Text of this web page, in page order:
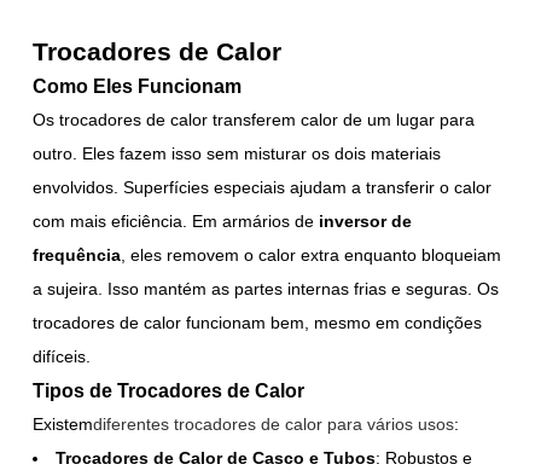
Trocadores de Calor
Como Eles Funcionam
Os trocadores de calor transferem calor de um lugar para
outro. Eles fazem isso sem misturar os dois materiais
envolvidos. Superfícies especiais ajudam a transferir o calor
com mais eficiência. Em armários de inversor de
frequência , eles removem o calor extra enquanto bloqueiam
a sujeira. Isso mantém as partes internas frias e seguras. Os
trocadores de calor funcionam bem, mesmo em condições
difíceis.
Tipos de Trocadores de Calor
Existemdiferentes trocadores de calor para vários usos:
Trocadores de Calor de Casco e Tubos: Robustos e